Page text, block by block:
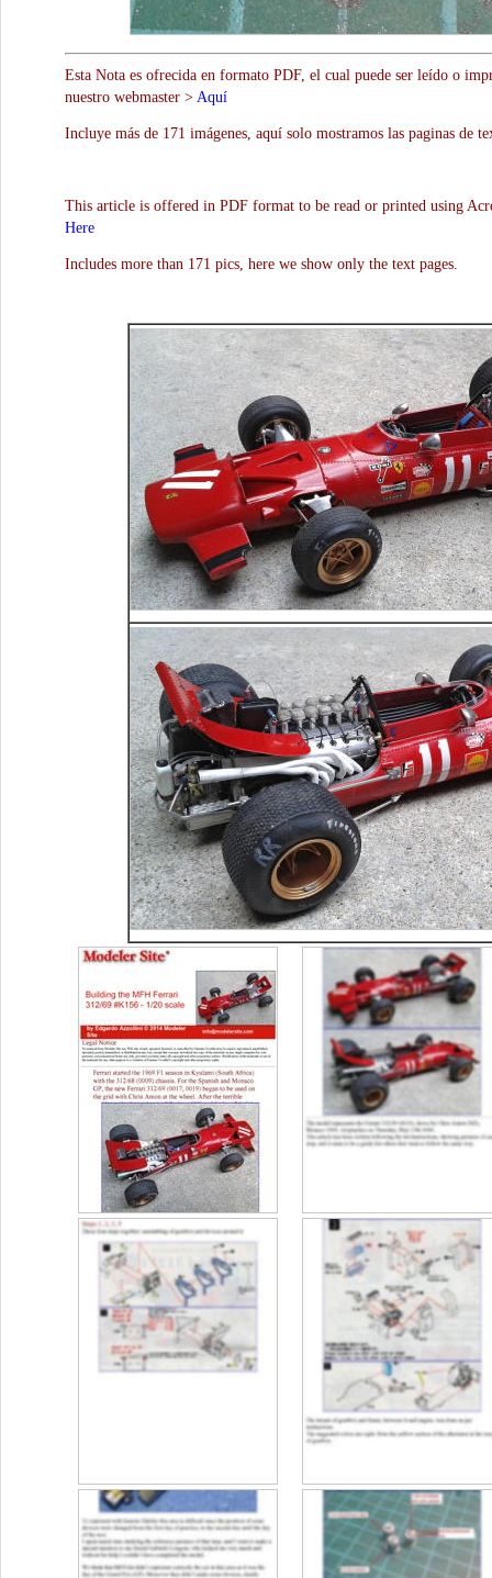
Esta Nota es ofrecida en formato PDF, el cual puede ser leído o
nuestro webmaster > Aquí
Incluye más de 171 imágenes, aquí solo mostramos las paginas de
This article is offered in PDF format to be read or printed using
Here
Includes more than 171 pics, here we show only the text pages.